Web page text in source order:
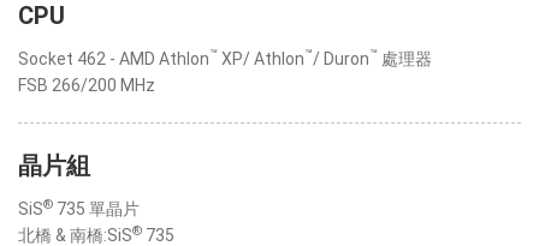
CPU
Socket 462 - AMD Athlon™ XP/ Athlon™/ Duron™ 處理器
FSB 266/200 MHz
晶片組
SiS® 735 單晶片
北橋 & 南橋:SiS® 735